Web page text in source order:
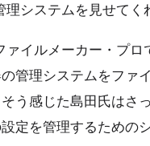
システムを見せてく
ァイルメーカー・プ
管理システムをファ
う感じた島田氏はさ
定を管理するための